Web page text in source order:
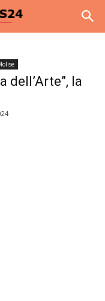
dell’Arte”, la